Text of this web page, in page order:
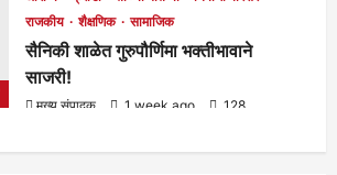
राजकीय
शैक्षणिक सामाजिक
सैनिकी शाळेत गुरुपौर्णिमा भक्तीभावाने
साजरी!
मुख्य संपादक 1 week ago 128